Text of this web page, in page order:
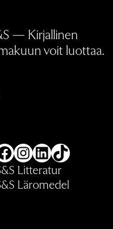
— Kirjallinen
voit luottaa.
Facebook
Instagram
LinkedIn
TikTok
Litteratur
Läromedel